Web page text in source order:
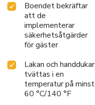
Boendet bekräftar
att de
implementerar
säkerhetsåtgärder
för gäster
Lakan och handdukar
tvättas i en
temperatur på minst
60 °C/140 °F